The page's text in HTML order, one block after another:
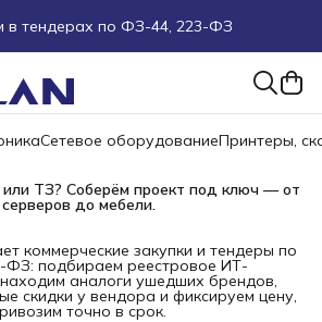
наладочные работы
Сетевое оборудованиеПринтеры,
ТЗ? Соберём проект под ключ — от
серверов до мебели.
коммерческие закупки и тендеры по
подбираем реестровое ИТ-
аналоги ушедших брендов,
скидки у вендора и фиксируем цену,
точно в срок.